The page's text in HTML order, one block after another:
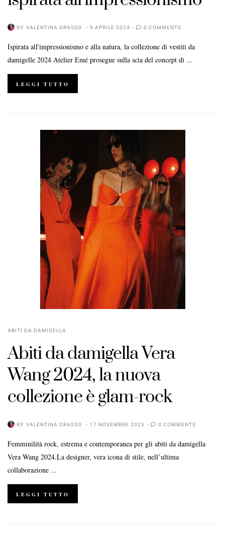
BY VALENTINA GRASSO 9 APRILE 2024 0 COMMENTS
Ispirata all'impressionismo e alla natura, la collezione di vestiti da
damigelle 2024 Atelier Emé prosegue sulla scia del concept di ...
LEGGI TUTTO
ABITI DA DAMIGELLA
Abiti da damigella Vera
Wang 2024, la nuova
collezione è glam-rock
BY VALENTINA GRASSO 17 NOVEMBRE 2023 0 COMMENTS
Femminilità rock, estrema e contemporanea per gli abiti da damigella
Vera Wang 2024.La designer, vera icona di stile, nell’ultima
collaborazione ...
LEGGI TUTTO